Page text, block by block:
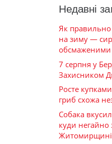
Недавні
Як
на зиму —
обсмаженими
7 серпня у
Захисником
Росте
гриб схожа
Собака
куди негайно
Житомирщині